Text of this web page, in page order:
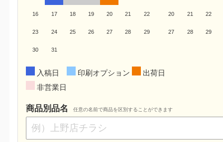
16 17 18 19 20 21 22
23 24 25 26 27 28 29
30 31
20 21 22
27 28 29
入稿日 印刷オプション
出荷日
非営業日
商品別品名 任意の名前で商品を区別することができます